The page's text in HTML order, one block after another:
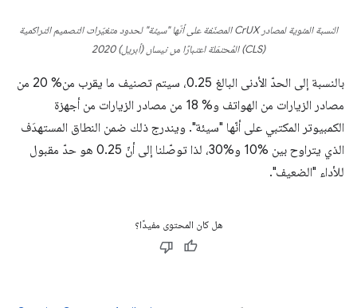
النسبة المئوية لمصادر CrUX المصنّفة على أنّها "سيئة" لحدود متغيّرات التصميم التراكمية
(CLS) المُحتمَلة اعتبارًا من نيسان (أبريل) 2020
بالنسبة إلى الحدّ الأدنى البالغ 0.25، سيتم تصنيف ما يقرب من% 20 من
مصادر الزيارات من الهواتف و% 18 من مصادر الزيارات من أجهزة
الكمبيوتر المكتبي على أنّها "سيئة". ويندرج ذلك ضمن النطاق المستهدَف
الذي يتراوح بين %10 و%30، لذا توصّلنا إلى أنّ 0.25 هو حدّ مقبول
للأداء "الضعيف".
هل كان المحتوى مفيدًا؟